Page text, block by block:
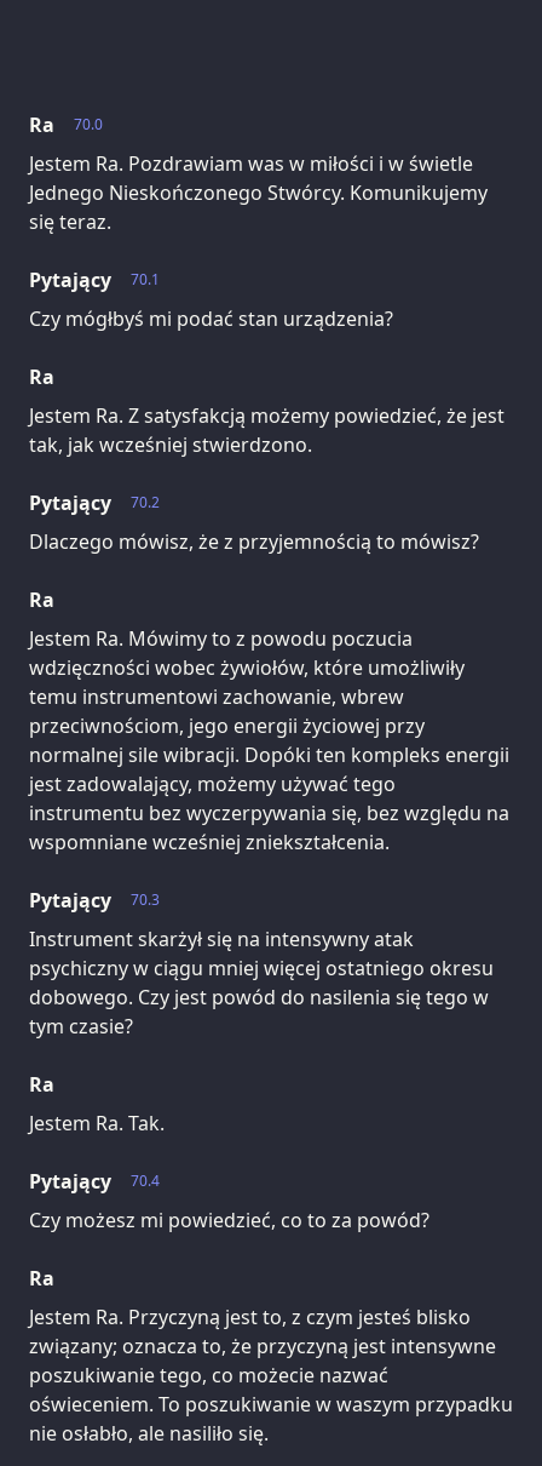
70.0
Ra
Jestem Ra. Pozdrawiam was w miłości i w świetle
Jednego Nieskończonego Stwórcy. Komunikujemy
się teraz.
70.1
Pytający
Czy mógłbyś mi podać stan urządzenia?
Ra
Jestem Ra. Z satysfakcją możemy powiedzieć, że jest
tak, jak wcześniej stwierdzono.
70.2
Pytający
Dlaczego mówisz, że z przyjemnością to mówisz?
Ra
Jestem Ra. Mówimy to z powodu poczucia
wdzięczności wobec żywiołów, które umożliwiły
temu instrumentowi zachowanie, wbrew
przeciwnościom, jego energii życiowej przy
normalnej sile wibracji. Dopóki ten kompleks energii
jest zadowalający, możemy używać tego
instrumentu bez wyczerpywania się, bez względu na
wspomniane wcześniej zniekształcenia.
70.3
Pytający
Instrument skarżył się na intensywny atak
psychiczny w ciągu mniej więcej ostatniego okresu
dobowego. Czy jest powód do nasilenia się tego w
tym czasie?
Ra
Jestem Ra. Tak.
70.4
Pytający
Czy możesz mi powiedzieć, co to za powód?
Ra
Jestem Ra. Przyczyną jest to, z czym jesteś blisko
związany; oznacza to, że przyczyną jest intensywne
poszukiwanie tego, co możecie nazwać
oświeceniem. To poszukiwanie w waszym przypadku
nie osłabło, ale nasiliło się.